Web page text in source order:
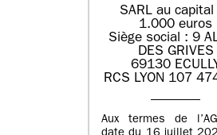
SARL au capital
1.000 euros
Siège social : 9
DES GRIVES
69130
RCS LYON 107
Aux termes de